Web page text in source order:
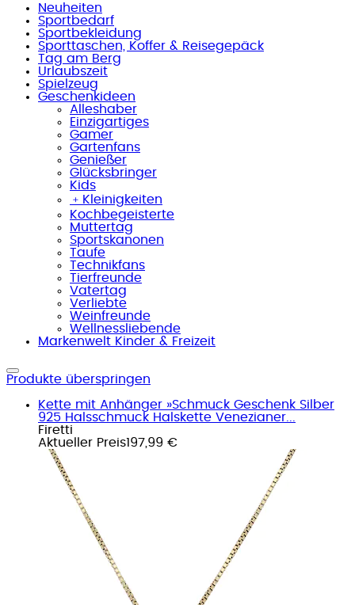
Neuheiten
Sportbedarf
Sportbekleidung
Sporttaschen, Koffer & Reisegepäck
Tag am Berg
Urlaubszeit
Spielzeug
Geschenkideen
Alleshaber
Einzigartiges
Gamer
Gartenfans
Genießer
Glücksbringer
Kids
﹢ Kleinigkeiten
Kochbegeisterte
Muttertag
Sportskanonen
Taufe
Technikfans
Tierfreunde
Vatertag
Verliebte
Weinfreunde
Wellnessliebende
Markenwelt Kinder & Freizeit
Produkte überspringen
Kette mit Anhänger »Schmuck Geschenk Silber
925 Halsschmuck Halskette Venezianer...
Firetti
Aktueller Preis197,99 €